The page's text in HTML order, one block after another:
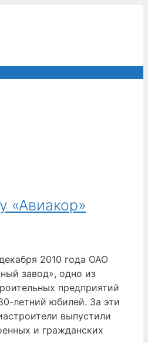
«Авиакор»
2010 года ОАО
завод», одно из
предприятий
летний юбилей. За эти
выпустили
и гражданских